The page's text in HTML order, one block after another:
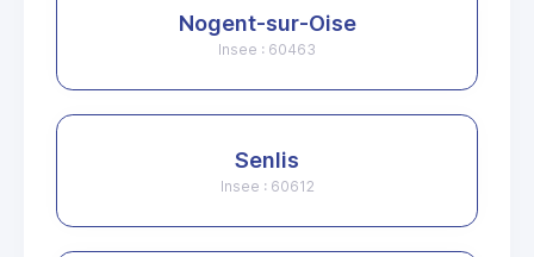
Nogent-sur-Oise
Insee : 60463
Senlis
Insee : 60612